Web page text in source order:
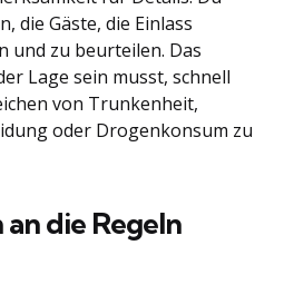
die Gäste, die Einlass
und zu beurteilen. Das
Lage sein musst, schnell
von Trunkenheit,
oder Drogenkonsum zu
die Regeln